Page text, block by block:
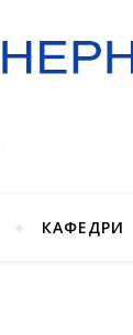
КАФЕДРИ